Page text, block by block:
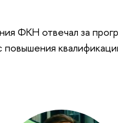
ФКН отвечал за